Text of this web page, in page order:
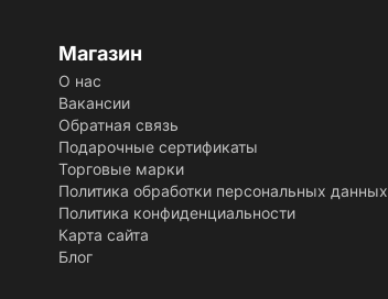
Магазин
О нас
Вакансии
Обратная связь
Подарочные сертификаты
Торговые марки
Политика обработки персональных данных
Политика конфиденциальности
Карта сайта
Блог